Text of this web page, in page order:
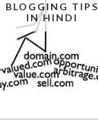
BLOGGING TIPS
IN HINDI